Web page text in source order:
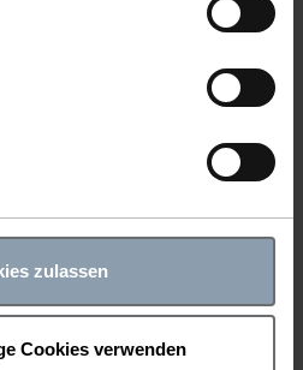
zulassen
Cookies verwenden
ROUND ZINC
63059
2